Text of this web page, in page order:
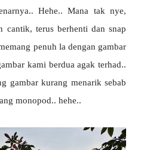
Hehe.. Mana tak nye,
cantik, terus berhenti dan snap
penuh la dengan gambar
kami berdua agak terhad..
gambar kurang menarik sebab
monopod.. hehe..